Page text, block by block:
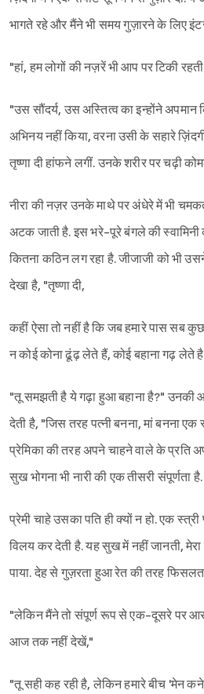
भागते रहे और मैंने भी समय गुज़ारने के लिए
"हां, हम लोगों की नज़रें भी आप पर टिकी
"उस सौंदर्य, उस अस्तित्व का इन्होंने अपमान
अभिनय नहीं किया, वरना उसी के सहारे
तृष्णा दी हांफने लगीं. उनके शरीर पर चढ़ी
नीरा की नज़र उनके माथे पर अंधेरे में भी
अटक जाती है. इस भरे-पूरे बंगले की स्वामिनी
कितना कठिन लग रहा है. जीजाजी को भी
देखा है, "तृष्णा दी,
कहीं ऐसा तो नहीं है कि जब हमारे पास सब
न कोई कोना ढूंढ़ लेते हैं, कोई बहाना गढ़ लेते
"तू समझती है ये गढ़ा हुआ बहाना है?" उनकी
देती है, "जिस तरह पत्नी बनना, मां बनना एक
प्रेमिका की तरह अपने चाहने वाले के प्रति
सुख भोगना भी नारी की एक तीसरी संपूर्णता है.
प्रेमी चाहे उसका पति ही क्यों न हो. एक
विलय कर देती है. यह सुख में नहीं जानती,
पाया. देह से गुज़रता हुआ रेत की तरह
"लेकिन मैंने तो संपूर्ण रूप से एक-दूसरे पर
आज तक नहीं देखें,"
"तू सही कह रही है, लेकिन हमारे बीच 'मेन